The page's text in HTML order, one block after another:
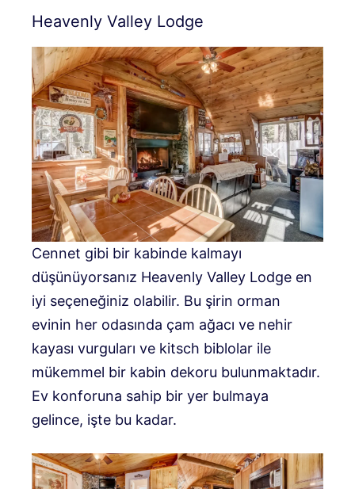
Heavenly Valley Lodge
Cennet gibi bir kabinde kalmayı
düşünüyorsanız Heavenly Valley Lodge en
iyi seçeneğiniz olabilir. Bu şirin orman
evinin her odasında çam ağacı ve nehir
kayası vurguları ve kitsch biblolar ile
mükemmel bir kabin dekoru bulunmaktadır.
Ev konforuna sahip bir yer bulmaya
gelince, işte bu kadar.